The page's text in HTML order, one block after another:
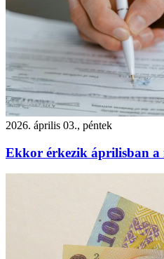
2026. április 03., péntek
Ekkor érkezik áprilisban a